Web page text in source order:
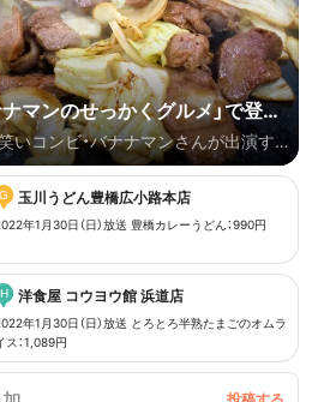
マンのせっかくグルメ」で登場
いコンビ・バナナマンさんが出演す
バナナマンのせっかくグルメ」で 紹
【都道府県別】にまとめます✨ 毎回、
めするご当地グルメをおいしそ～に
やゲストの方を見ていると お腹が空
ルメ」公
sekkaku-g/#minogashi
G 玉川うどん豊橋広小路本店
年1月30日（日）放送 豊橋カレーうどん：990円
H 洋食屋 コウヨウ館 浜道店
年1月30日（日）放送 とろとろ半熟たまごのオムラ
ス：1,089円